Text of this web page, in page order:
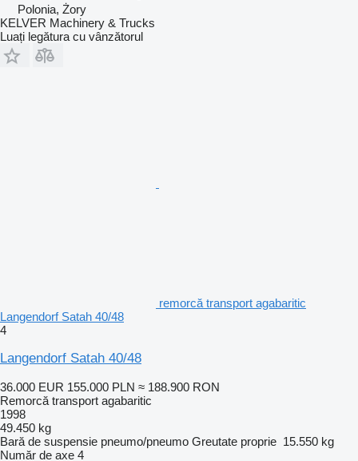
Polonia, Żory
KELVER Machinery & Trucks
Luați legătura cu vânzătorul
remorcă transport agabaritic
Langendorf Satah 40/48
4
Langendorf Satah 40/48
36.000 EUR 155.000 PLN ≈ 188.900 RON
Remorcă transport agabaritic
1998
49.450 kg
Bară de suspensie pneumo/pneumo Greutate proprie 15.550 kg
Număr de axe 4